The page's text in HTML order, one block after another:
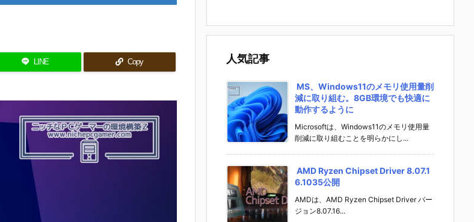
LINE Copy 人気記事
MS、Windows11のメモリ使用量削
減に取り組む。8GB環境でも快適に
動作するように
Microsoftは、Windows11のメモリ使用量
削減に取り組むことを明らかにし...
AMD Ryzen Chipset Driver 8.07.1
6.1035公開
AMDは、AMD Ryzen Chipset Driver バー
ジョン8.07.16...